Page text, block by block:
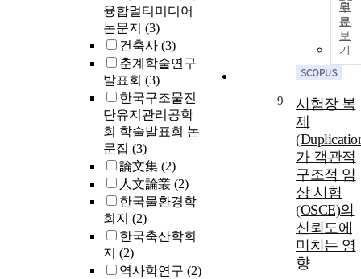
융합멀티미디어
논문지 (3)
건축사 (3)
춘계학술연구
발표회 (3)
한국구조물진
단유지관리공학
회 학술발표회 논
문집 (3)
論文集 (2)
人文論叢 (2)
한국물환경학
회지 (2)
한국축산학회
지 (2)
역사학연구 (2)
원
문
보
기
9
시험장 복
제
가 객관적
구조적 임
상 시험
(OSCE)의
신뢰도에
미치는 영
향